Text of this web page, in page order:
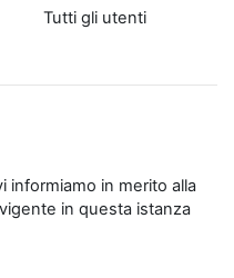
Tutti gli utenti
informiamo in merito alla
in questa istanza